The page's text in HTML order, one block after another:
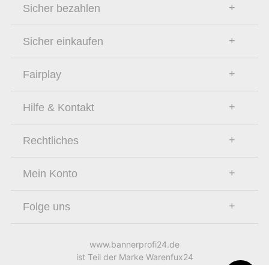
Sicher bezahlen
Sicher einkaufen
Fairplay
Hilfe & Kontakt
Rechtliches
Mein Konto
Folge uns
www.bannerprofi24.de
ist Teil der Marke Warenfux24